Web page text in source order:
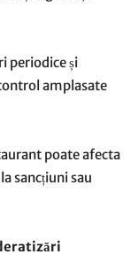
periodice și
amplasate
poate afecta
sancțiuni sau